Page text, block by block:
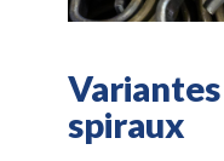
spiraux